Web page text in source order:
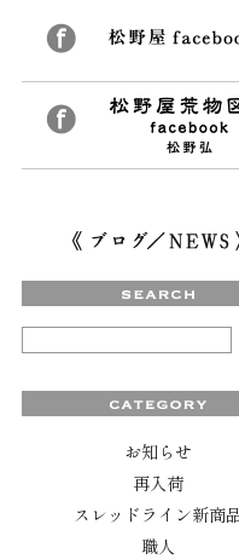
お知らせ
再入荷
スレッドライン新商
職人